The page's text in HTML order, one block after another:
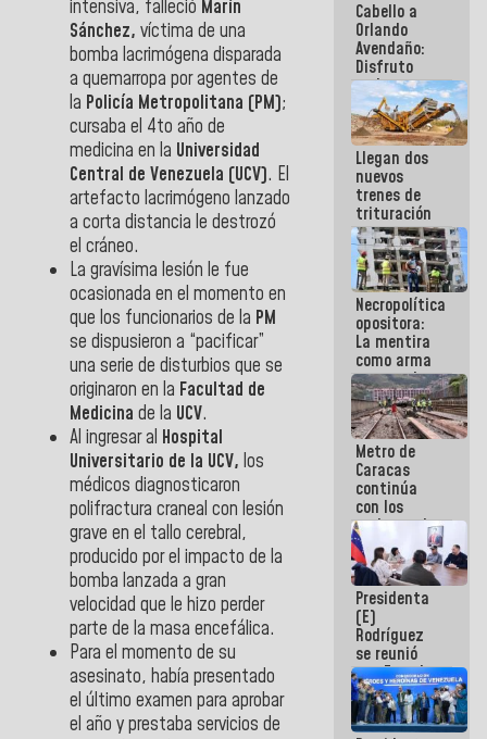
intensiva, falleció Marín
Sánchez, víctima de una
bomba lacrimógena disparada
a quemarropa por agentes de
la Policía Metropolitana (PM);
cursaba el 4to año de
medicina en la Universidad
Central de Venezuela (UCV). El
artefacto lacrimógeno lanzado
a corta distancia le destrozó
el cráneo.
La gravísima lesión le fue
ocasionada en el momento en
que los funcionarios de la PM
se dispusieron a “pacificar”
una serie de disturbios que se
originaron en la Facultad de
Medicina de la UCV.
Al ingresar al Hospital
Universitario de la UCV, los
médicos diagnosticaron
polifractura craneal con lesión
grave en el tallo cerebral,
producido por el impacto de la
bomba lanzada a gran
velocidad que le hizo perder
parte de la masa encefálica.
Para el momento de su
asesinato, había presentado
el último examen para aprobar
el año y prestaba servicios de
Cabello a
Orlando
Avendaño:
Disfruto
cada vez
que escribes
porque lo
que haces
es
embarrarla
Llegan dos
nuevos
trenes de
trituración
para
optimizar
manejo de
escombros
en La Guaira
Necropolítica
opositora:
La mentira
como arma
contra el
Pueblo
Metro de
Caracas
continúa
con los
trabajos de
mantenimiento
e inspección
en la Línea 2
Presidenta
(E)
Rodríguez
se reunió
con Estado
Mayor
Eléctrico
para